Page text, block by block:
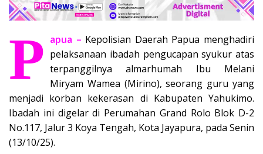
P apua – Kepolisian Daerah Papua menghadiri
pelaksanaan ibadah pengucapan syukur atas
terpanggilnya almarhumah Ibu Melani
Miryam Wamea (Mirino), seorang guru yang
menjadi korban kekerasan di Kabupaten Yahukimo.
Ibadah ini digelar di Perumahan Grand Rolo Blok D-2
No.117, Jalur 3 Koya Tengah, Kota Jayapura, pada Senin
(13/10/25).